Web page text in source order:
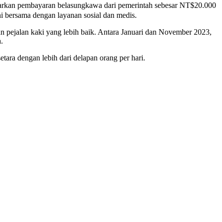
pembayaran belasungkawa dari pemerintah sebesar NT$20.000
dengan layanan sosial dan medis.
pejalan kaki yang lebih baik. Antara Januari dan November 2023,
dengan lebih dari delapan orang per hari.